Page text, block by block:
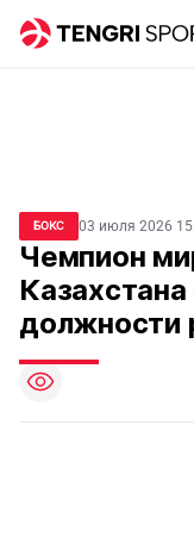
БОКС 03 июля 2026
Чемпион
Казахстана
должности